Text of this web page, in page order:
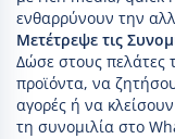
ενθαρρύνουν την
Μετέτρεψε τις
Δώσε στους πελάτες
προϊόντα, να
αγορές ή να
τη συνομιλία στο